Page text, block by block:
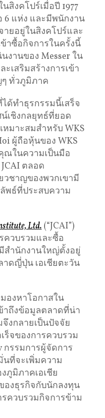
สิงคโปร์เมื่อปี 1977
6 แห่ง และมีพนักงาน
ายอยู่ในสิงคโปร์และ
าซื้อกิจการในครั้งนี้
งานของ Messer ใน
ะเสริมสร้างการเข้า
ทั่วภูมิภาค
ด้ทำธุรกรรมนี้เสร็จ
เชิงกลยุทธ์ที่ยอด
มาะสมสำหรับ WKS
ผู้ถือหุ้นของ WKS
ณในความเป็นมือ
ตลอด
วชาญของพวกเขามี
พธ์ที่ประสบความ
Ltd. (“JCAI”)
ควบรวมและซื้อ
ำนักงานใหญ่ตั้งอยู่
าดญี่ปุ่น เอเชียตะวัน
องหาโอกาสใน
าถึงข้อมูลตลาดที่น่า
งกลายเป็นปัจจัย
จของการควบรวม
กรรมการผู้จัดการ
นที่จะเพิ่มความ
ภูมิภาคเอเชีย
องธุรกิจกับนักลงทุน
ควบรวมกิจการข้าม